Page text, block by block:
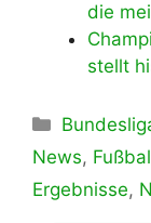
die
stellt
News,
Ergebnisse,